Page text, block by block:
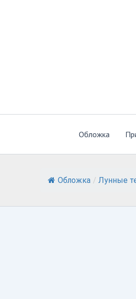
Обложка
Обложка / Лунные